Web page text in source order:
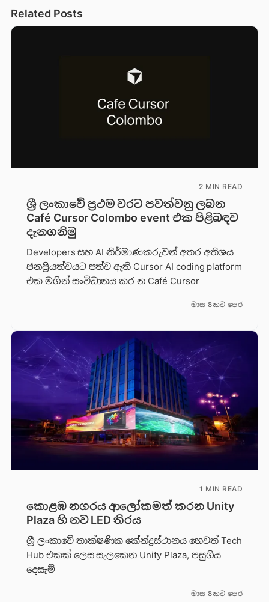
Related Posts
2 MIN READ
ශ්‍රී ලංකාවේ ප්‍රථම වරට පවත්වනු ලබන
Café Cursor Colombo event එක පිළිබඳව
දැනගනිමු
Developers සහ AI නිර්මාණකරුවන් අතර අතිශය
ජනප්‍රියත්වයට පත්ව ඇති Cursor AI coding platform
එක මගින් සංවිධානය කර න Café Cursor
මාස 8කට පෙර
1 MIN READ
කොළඹ නගරය ආලෝකමත් කරන Unity
Plaza හි නව LED තිරය
ශ්‍රී ලංකාවේ තාක්ෂණික කේන්ද්‍රස්ථානය හෙවත් Tech
Hub එකක් ලෙස සැලකෙන Unity Plaza, පසුගිය
දෙසැම්
මාස 8කට පෙර